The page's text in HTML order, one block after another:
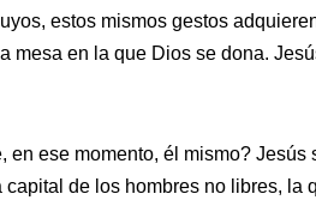
estos mismos gestos
mesa en la que Dios se dona.
ese momento, él mismo? Jesús
de los hombres no libres, la